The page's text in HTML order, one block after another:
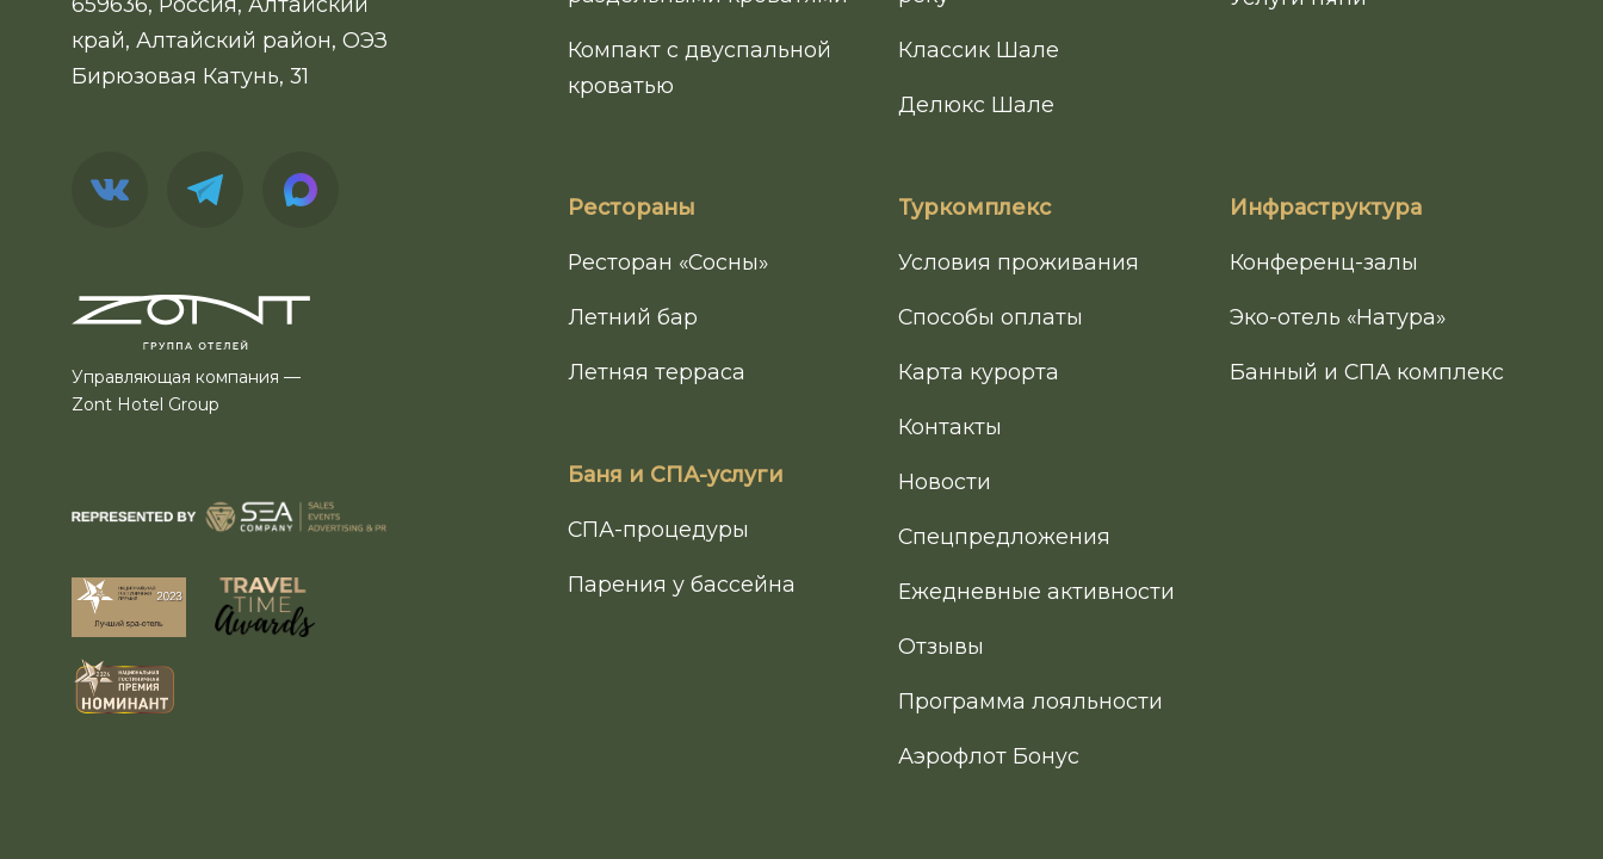
край, Алтайский район, ОЭЗ
Бирюзовая Катунь, 31
Управляющая компания —
Zont Hotel Group
Компакт с двуспальной
кроватью
Классик Шале
Делюкс Шале
Рестораны
Ресторан «Сосны»
Летний бар
Летняя терраса
Баня и СПА-услуги
СПА-процедуры
Парения у бассейна
Туркомплекс
Условия проживания
Способы оплаты
Карта курорта
Контакты
Новости
Спецпредложения
Ежедневные активности
Отзывы
Программа лояльности
Аэрофлот Бонус
Инфраструктура
Конференц-залы
Эко-отель «Натура»
Банный и СПА комплекс